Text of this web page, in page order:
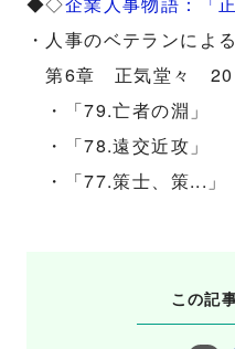
・人事のベテランによ
第6章 正気堂々
・「79.亡者の淵」
・「78.遠交近攻」
・「77.策士、策...」
この記